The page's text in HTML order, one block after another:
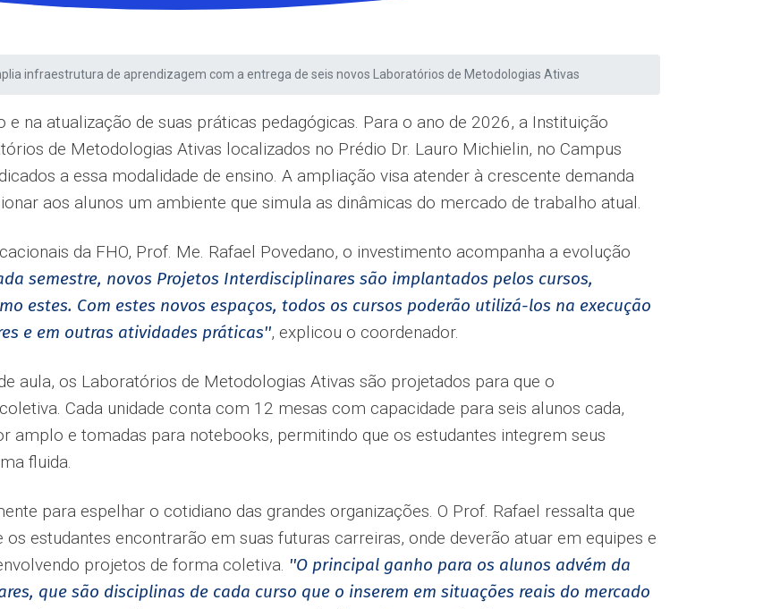
infraestrutura de aprendizagem com a entrega de seis novos Laboratórios de Metodologias Ativas
e na atualização de suas práticas pedagógicas. Para o ano de 2026, a Instituição
de Metodologias Ativas localizados no Prédio Dr. Lauro Michielin, no Campus
a essa modalidade de ensino. A ampliação visa atender à crescente demanda
aos alunos um ambiente que simula as dinâmicas do mercado de trabalho atual.
da FHO, Prof. Me. Rafael Povedano, o investimento acompanha a evolução
semestre, novos Projetos Interdisciplinares são implantados pelos cursos,
estes. Com estes novos espaços, todos os cursos poderão utilizá-los na execução
e em outras atividades práticas'', explicou o coordenador.
aula, os Laboratórios de Metodologias Ativas são projetados para que o
Cada unidade conta com 12 mesas com capacidade para seis alunos cada,
amplo e tomadas para notebooks, permitindo que os estudantes integrem seus
fluida.
para espelhar o cotidiano das grandes organizações. O Prof. Rafael ressalta que
estudantes encontrarão em suas futuras carreiras, onde deverão atuar em equipes e
projetos de forma coletiva. ''O principal ganho para os alunos advém da
que são disciplinas de cada curso que o inserem em situações reais do mercado